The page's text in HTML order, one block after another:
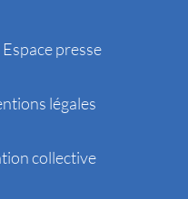
Espace presse
légales
collective